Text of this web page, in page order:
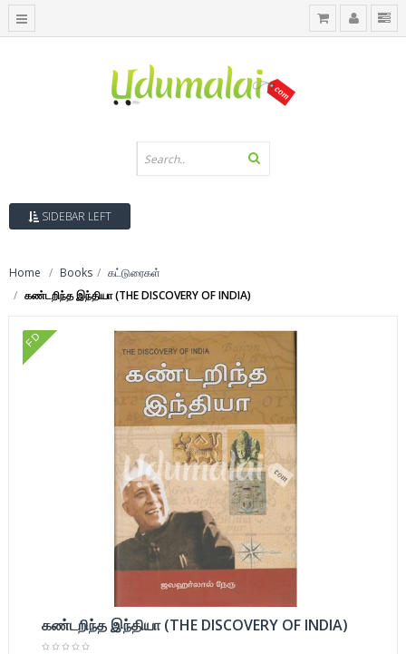
SIDEBAR LEFT
Home Books
கட்டுரைகள்
கண்டறிந்த இந்தியா (THE DISCOVERY OF INDIA)
FD
கண்டறிந்த இந்தியா (THE DISCOVERY OF INDIA)